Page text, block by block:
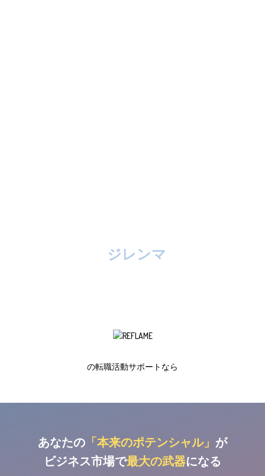
ジレンマ
の転職活動サポートなら
あなたの 「本来のポテンシャル」 が
ビジネス市場で最大の武器になる